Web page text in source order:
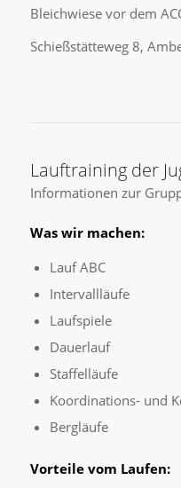
Bleichwiese vor dem
Schießstätteweg 8,
Lauftraining der
Informationen zur
Was wir machen:
Lauf ABC
Intervallläufe
Laufspiele
Dauerlauf
Staffelläufe
Koordinations- und
Bergläufe
Vorteile vom Laufen: